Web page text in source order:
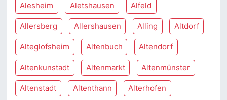
Alesheim Aletshausen Alfeld
Allersberg Allershausen Alling Altdorf
Alteglofsheim Altenbuch Altendorf
Altenkunstadt Altenmarkt Altenmünster
Altenstadt Altenthann Alterhofen